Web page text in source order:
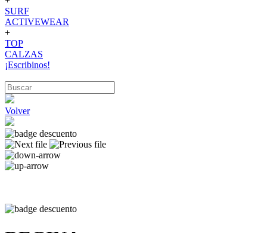
SURF
ACTIVEWEAR
+
TOP
CALZAS
¡Escribinos!
Volver